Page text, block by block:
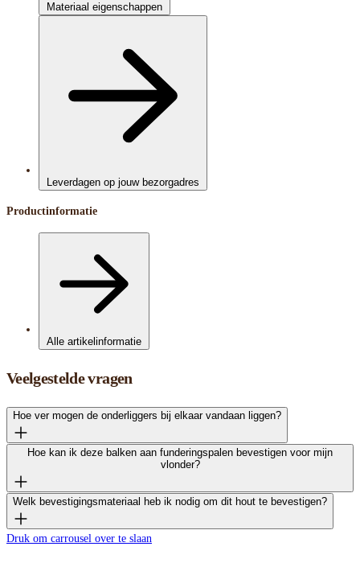
Materiaal eigenschappen
Leverdagen op jouw bezorgadres
Productinformatie
Alle artikelinformatie
Veelgestelde vragen
Hoe ver mogen de onderliggers bij elkaar vandaan liggen?
Hoe kan ik deze balken aan funderingspalen bevestigen voor mijn
vlonder?
Welk bevestigingsmateriaal heb ik nodig om dit hout te bevestigen?
Druk om carrousel over te slaan